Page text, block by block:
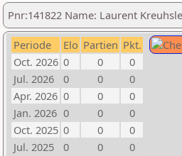
Pnr:141822 Name: Laurent
Periode Elo Partien Pkt.
Oct. 2026 0 0
0
Jul. 2026
0 0
0
Apr. 2026 0 0
0
Jan. 2026 0 0
0
Oct. 2025 0 0
0
Jul. 2025
0 0
0